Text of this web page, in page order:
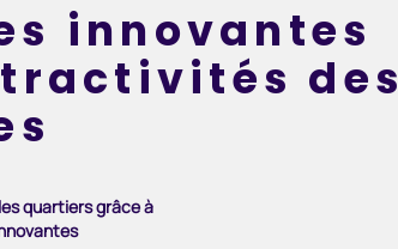
innovantes
des
quartiers grâce à